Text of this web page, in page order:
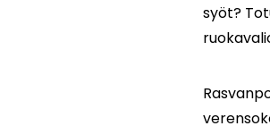
syöt?